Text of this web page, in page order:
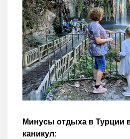
Минусы отдыха в Турции
каникул: